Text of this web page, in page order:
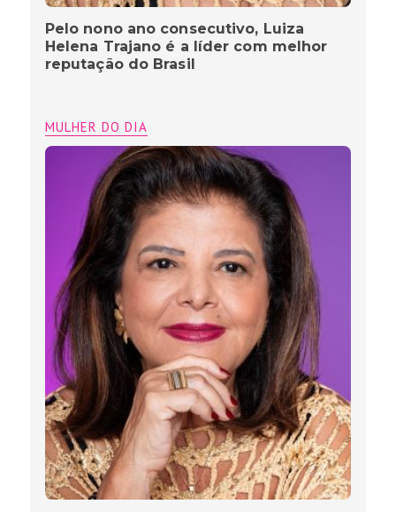
Pelo nono ano consecutivo, Luiza
Helena Trajano é a líder com melhor
reputação do Brasil
MULHER DO DIA